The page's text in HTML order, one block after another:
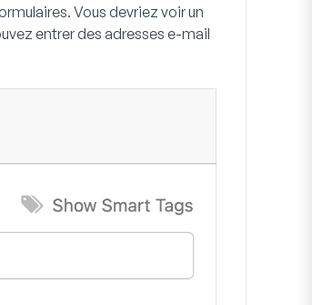
Vous devriez voir un
entrer des adresses e-mail